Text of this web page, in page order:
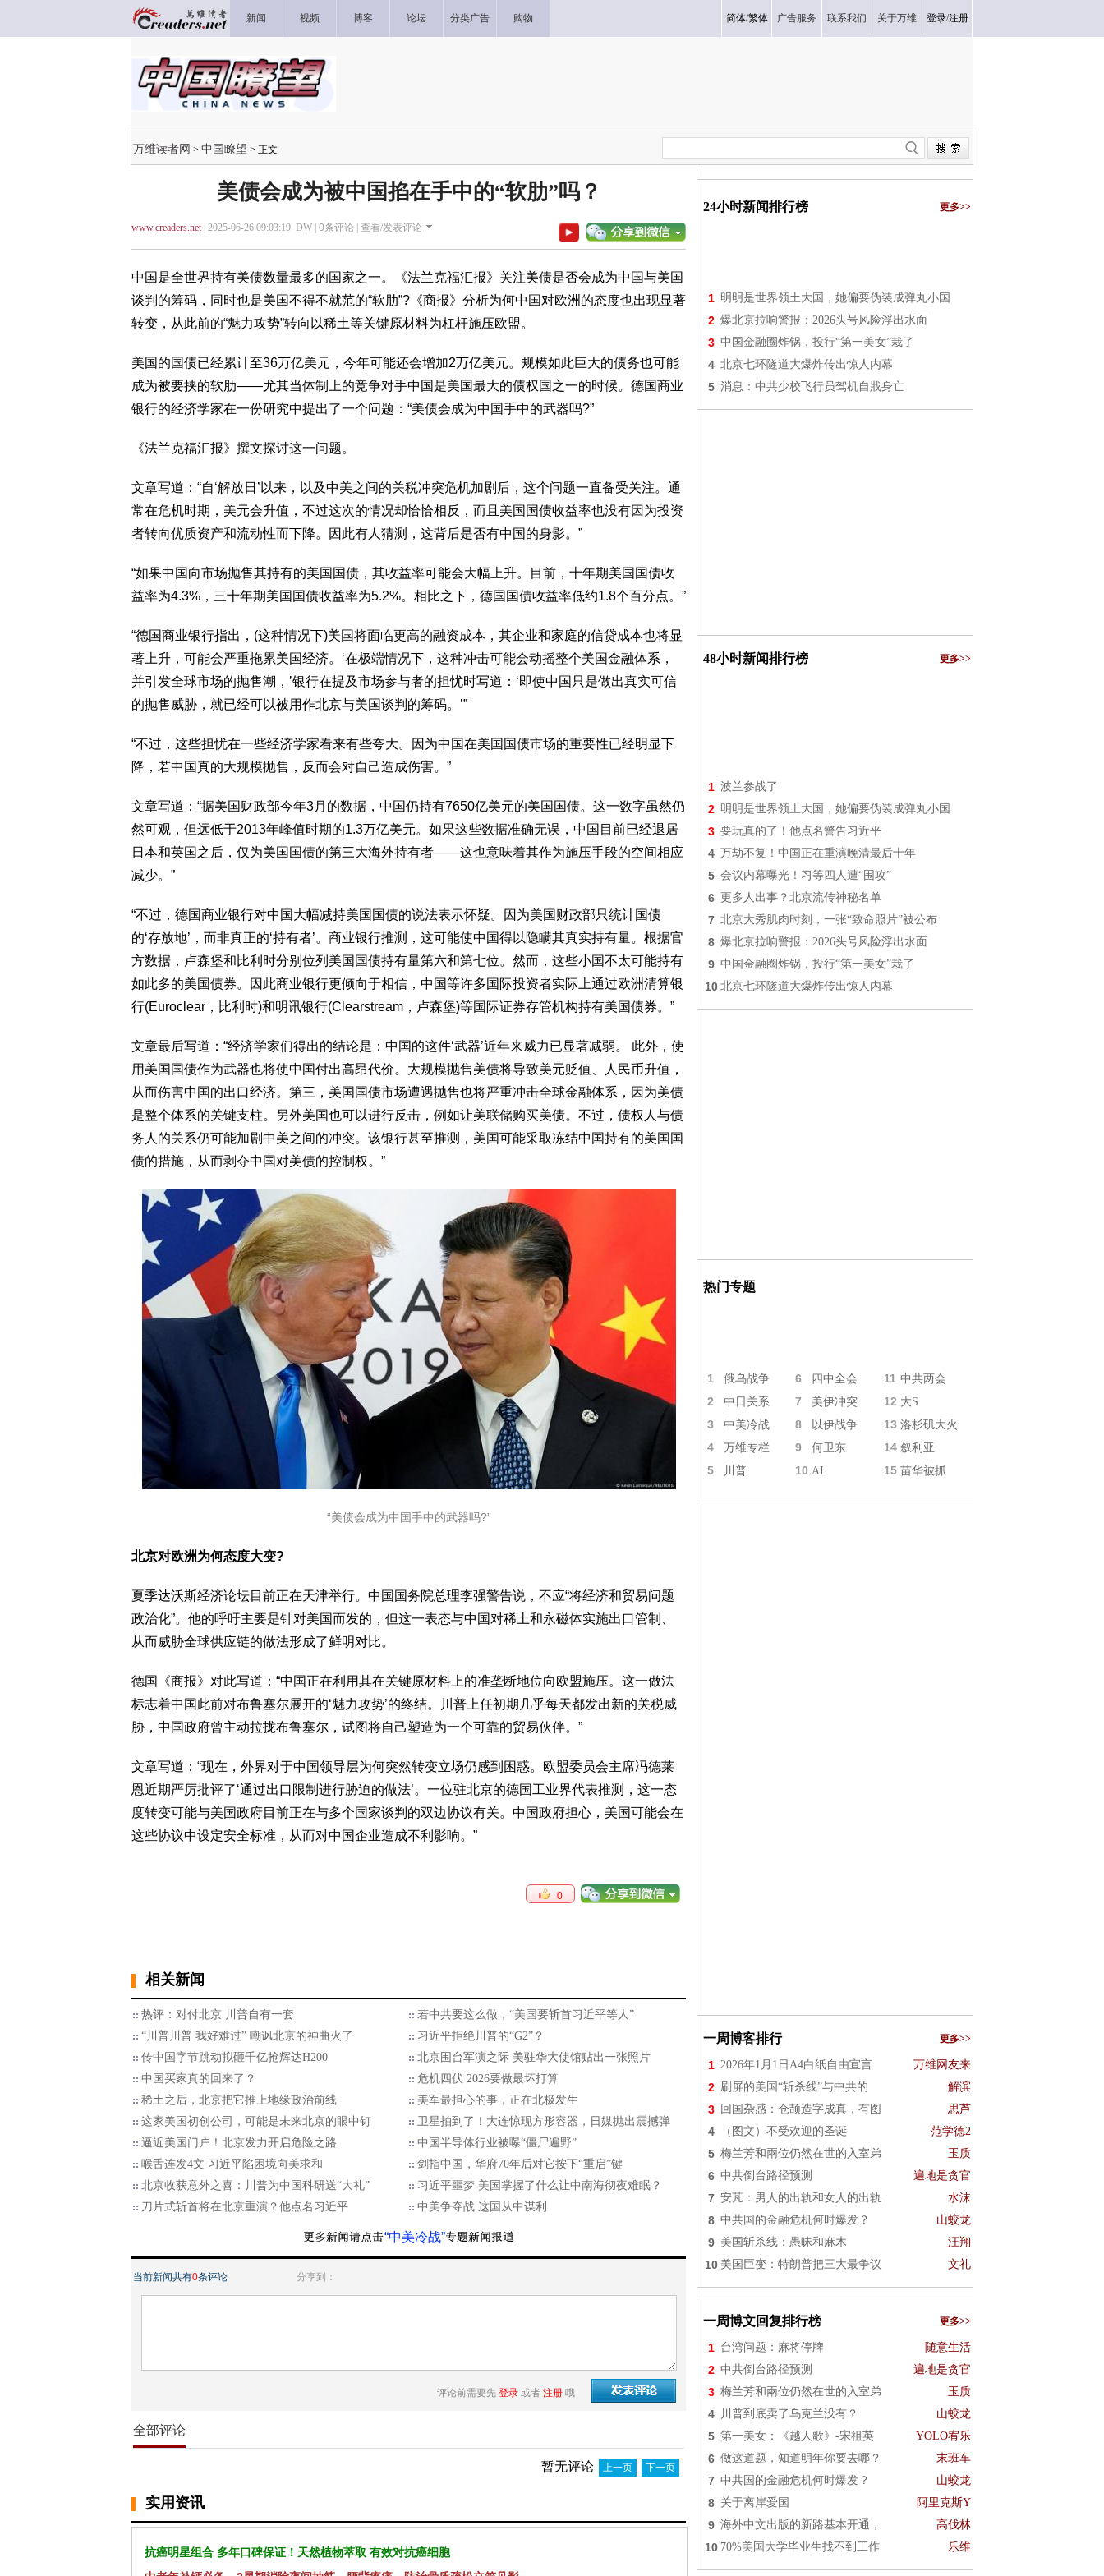
新闻 视频 博客 论坛 分类广告 购物 简体/繁体 广告服务 联系我们 关于万维 登录/注册
万维读者网 > 中国瞭望 > 正文
美债会成为被中国掐在手中的“软肋”吗？
www.creaders.net| 2025-06-26 09:03:19 DW | 0条评论 | 查看/发表评论
中国是全世界持有美债数量最多的国家之一。《法兰克福汇报》关注美债是否会成为中国与美国
谈判的筹码，同时也是美国不得不就范的“软肋”?《商报》分析为何中国对欧洲的态度也出现显著
转变，从此前的“魅力攻势”转向以稀土等关键原材料为杠杆施压欧盟。
美国的国债已经累计至36万亿美元，今年可能还会增加2万亿美元。规模如此巨大的债务也可能
成为被要挟的软肋——尤其当体制上的竞争对手中国是美国最大的债权国之一的时候。德国商业
银行的经济学家在一份研究中提出了一个问题：“美债会成为中国手中的武器吗?”
《法兰克福汇报》撰文探讨这一问题。
文章写道：“自‘解放日’以来，以及中美之间的关税冲突危机加剧后，这个问题一直备受关注。通
常在危机时期，美元会升值，不过这次的情况却恰恰相反，而且美国国债收益率也没有因为投资
者转向优质资产和流动性而下降。因此有人猜测，这背后是否有中国的身影。”
“如果中国向市场抛售其持有的美国国债，其收益率可能会大幅上升。目前，十年期美国国债收
益率为4.3%，三十年期美国国债收益率为5.2%。相比之下，德国国债收益率低约1.8个百分点。”
“德国商业银行指出，(这种情况下)美国将面临更高的融资成本，其企业和家庭的信贷成本也将显
著上升，可能会严重拖累美国经济。‘在极端情况下，这种冲击可能会动摇整个美国金融体系，
并引发全球市场的抛售潮，’银行在提及市场参与者的担忧时写道：‘即使中国只是做出真实可信
的抛售威胁，就已经可以被用作北京与美国谈判的筹码。’”
“不过，这些担忧在一些经济学家看来有些夸大。因为中国在美国国债市场的重要性已经明显下
降，若中国真的大规模抛售，反而会对自己造成伤害。”
文章写道：“据美国财政部今年3月的数据，中国仍持有7650亿美元的美国国债。这一数字虽然仍
然可观，但远低于2013年峰值时期的1.3万亿美元。如果这些数据准确无误，中国目前已经退居
日本和英国之后，仅为美国国债的第三大海外持有者——这也意味着其作为施压手段的空间相应
减少。”
“不过，德国商业银行对中国大幅减持美国国债的说法表示怀疑。因为美国财政部只统计国债
的‘存放地’，而非真正的‘持有者’。商业银行推测，这可能使中国得以隐瞒其真实持有量。根据官
方数据，卢森堡和比利时分别位列美国国债持有量第六和第七位。然而，这些小国不太可能持有
如此多的美国债券。因此商业银行更倾向于相信，中国等许多国际投资者实际上通过欧洲清算银
行(Euroclear，比利时)和明讯银行(Clearstream，卢森堡)等国际证券存管机构持有美国债券。”
文章最后写道：“经济学家们得出的结论是：中国的这件‘武器’近年来威力已显著减弱。 此外，使
用美国国债作为武器也将使中国付出高昂代价。大规模抛售美债将导致美元贬值、人民币升值，
从而伤害中国的出口经济。第三，美国国债市场遭遇抛售也将严重冲击全球金融体系，因为美债
是整个体系的关键支柱。另外美国也可以进行反击，例如让美联储购买美债。不过，债权人与债
务人的关系仍可能加剧中美之间的冲突。该银行甚至推测，美国可能采取冻结中国持有的美国国
债的措施，从而剥夺中国对美债的控制权。”
“美债会成为中国手中的武器吗?”
北京对欧洲为何态度大变?
夏季达沃斯经济论坛目前正在天津举行。中国国务院总理李强警告说，不应“将经济和贸易问题
政治化”。他的呼吁主要是针对美国而发的，但这一表态与中国对稀土和永磁体实施出口管制、
从而威胁全球供应链的做法形成了鲜明对比。
德国《商报》对此写道：“中国正在利用其在关键原材料上的准垄断地位向欧盟施压。这一做法
标志着中国此前对布鲁塞尔展开的‘魅力攻势’的终结。川普上任初期几乎每天都发出新的关税威
胁，中国政府曾主动拉拢布鲁塞尔，试图将自己塑造为一个可靠的贸易伙伴。”
文章写道：“现在，外界对于中国领导层为何突然转变立场仍感到困惑。欧盟委员会主席冯德莱
恩近期严厉批评了‘通过出口限制进行胁迫的做法’。一位驻北京的德国工业界代表推测，这一态
度转变可能与美国政府目前正在与多个国家谈判的双边协议有关。中国政府担心，美国可能会在
这些协议中设定安全标准，从而对中国企业造成不利影响。”
0
相关新闻
热评：对付北京 川普自有一套
若中共要这么做，“美国要斩首习近平等人”
“川普川普 我好难过” 嘲讽北京的神曲火了
习近平拒绝川普的“G2”？
传中国字节跳动拟砸千亿抢辉达H200
北京围台军演之际 美驻华大使馆贴出一张照片
中国买家真的回来了？
危机四伏 2026要做最坏打算
稀土之后，北京把它推上地缘政治前线
美军最担心的事，正在北极发生
这家美国初创公司，可能是未来北京的眼中钉
卫星拍到了！大连惊现方形容器，日媒抛出震撼弹
逼近美国门户！北京发力开启危险之路
中国半导体行业被曝“僵尸遍野”
喉舌连发4文 习近平陷困境向美求和
剑指中国，华府70年后对它按下“重启”键
北京收获意外之喜：川普为中国科研送“大礼”
习近平噩梦 美国掌握了什么让中南海彻夜难眠？
刀片式斩首将在北京重演？他点名习近平
中美争夺战 这国从中谋利
“中美冷战”
当前新闻共有0条评论 分享到：
评论前需要先 登录 或者 注册 哦
全部评论
暂无评论 上一页 下一页
实用资讯
抗癌明星组合 多年口碑保证！天然植物萃取 有效对抗癌细胞
24小时新闻排行榜 更多>>
1 明明是世界领土大国，她偏要伪装成弹丸小国
2 爆北京拉响警报：2026头号风险浮出水面
3 中国金融圈炸锅，投行“第一美女”栽了
4 北京七环隧道大爆炸传出惊人内幕
5 消息：中共少校飞行员驾机自戕身亡
48小时新闻排行榜 更多>>
1 波兰参战了
2 明明是世界领土大国，她偏要伪装成弹丸小国
3 要玩真的了！他点名警告习近平
4 万劫不复！中国正在重演晚清最后十年
5 会议内幕曝光！习等四人遭“围攻”
6 更多人出事？北京流传神秘名单
7 北京大秀肌肉时刻，一张“致命照片”被公布
8 爆北京拉响警报：2026头号风险浮出水面
9 中国金融圈炸锅，投行“第一美女”栽了
10 北京七环隧道大爆炸传出惊人内幕
热门专题
1 俄乌战争 6 四中全会 11 中共两会
2 中日关系 7 美伊冲突 12 大S
3 中美冷战 8 以伊战争 13 洛杉矶大火
4 万维专栏 9 何卫东 14 叙利亚
5 川普 10 AI 15 苗华被抓
一周博客排行 更多>>
1 2026年1月1日A4白纸自由宣言 万维网友来
2 刷屏的美国“斩杀线”与中共的 解滨
3 回国杂感：仓颉造字成真，有图 思芦
4 （图文）不受欢迎的圣诞 范学德2
5 梅兰芳和兩位仍然在世的入室弟 玉质
6 中共倒台路径预测 遍地是贪官
7 安芃：男人的出轨和女人的出轨 水沫
8 中共国的金融危机何时爆发？ 山蛟龙
9 美国斩杀线：愚昧和麻木 汪翔
10 美国巨变：特朗普把三大最争议 文礼
一周博文回复排行榜 更多>>
1 台湾问题：麻将停牌 随意生活
2 中共倒台路径预测 遍地是贪官
3 梅兰芳和兩位仍然在世的入室弟 玉质
4 川普到底卖了乌克兰没有？ 山蛟龙
5 第一美女：《越人歌》-宋祖英 YOLO宥乐
6 做这道题，知道明年你要去哪？ 末班车
7 中共国的金融危机何时爆发？ 山蛟龙
8 关于离岸爱国 阿里克斯Y
9 海外中文出版的新路基本开通， 高伐林
10 70%美国大学毕业生找不到工作 乐维